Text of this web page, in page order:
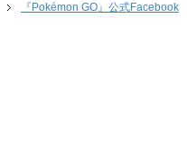
『Pokémon GO』公式Facebook